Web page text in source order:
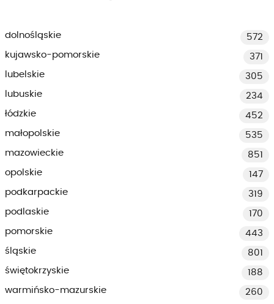
dolnośląskie
572
kujawsko-pomorskie
371
lubelskie
305
lubuskie
234
łódzkie
452
małopolskie
535
mazowieckie
851
opolskie
147
podkarpackie
319
podlaskie
170
pomorskie
443
śląskie
801
świętokrzyskie
188
warmińsko-mazurskie
260